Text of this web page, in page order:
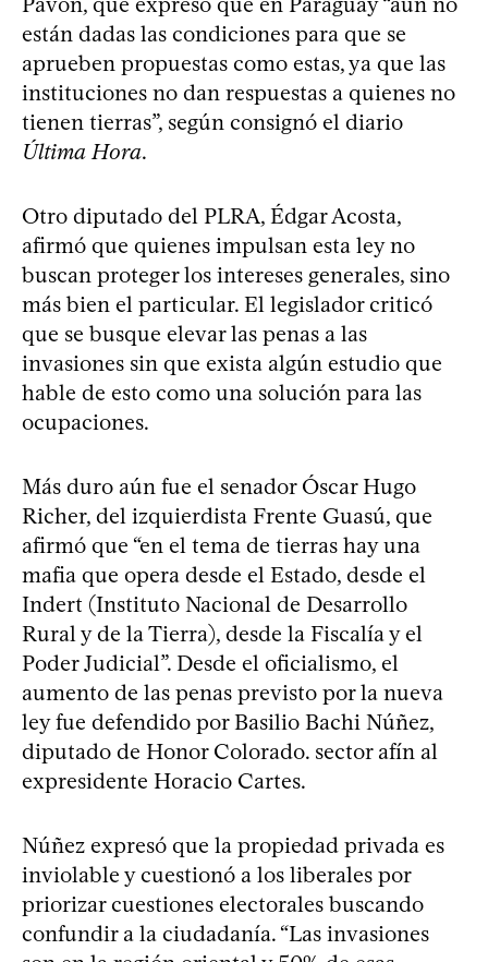
están dadas las condiciones para que se
aprueben propuestas como estas, ya que las
instituciones no dan respuestas a quienes no
tienen tierras”, según consignó el diario
Última Hora.
Otro diputado del PLRA, Édgar Acosta,
afirmó que quienes impulsan esta ley no
buscan proteger los intereses generales, sino
más bien el particular. El legislador criticó
que se busque elevar las penas a las
invasiones sin que exista algún estudio que
hable de esto como una solución para las
ocupaciones.
Más duro aún fue el senador Óscar Hugo
Richer, del izquierdista Frente Guasú, que
afirmó que “en el tema de tierras hay una
mafia que opera desde el Estado, desde el
Indert (Instituto Nacional de Desarrollo
Rural y de la Tierra), desde la Fiscalía y el
Poder Judicial”. Desde el oficialismo, el
aumento de las penas previsto por la nueva
ley fue defendido por Basilio Bachi Núñez,
diputado de Honor Colorado. sector afín al
expresidente Horacio Cartes.
Núñez expresó que la propiedad privada es
inviolable y cuestionó a los liberales por
priorizar cuestiones electorales buscando
confundir a la ciudadanía. “Las invasiones